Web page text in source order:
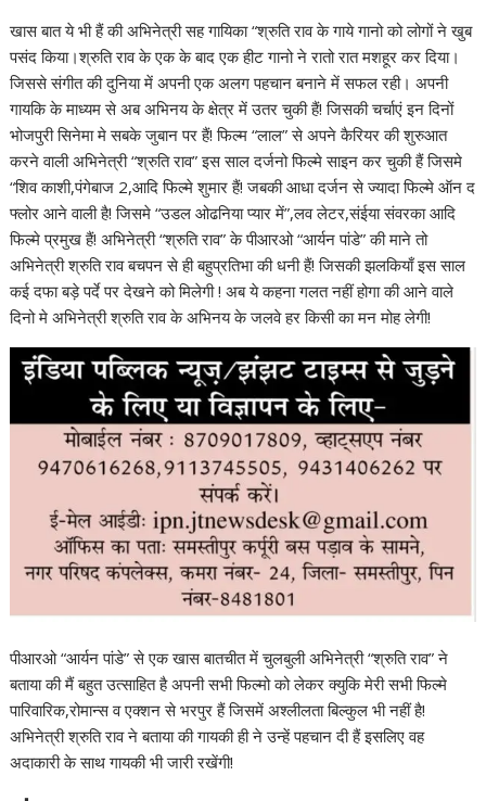
खास बात ये भी हैं की अभिनेत्री सह गायिका “श्रुति राव के गाये गानो को लोगों ने खुब
पसंद किया।श्रुति राव के एक के बाद एक हीट गानो ने रातो रात मशहूर कर दिया।
जिससे संगीत की दुनिया में अपनी एक अलग पहचान बनाने में सफल रही। अपनी
गायकि के माध्यम से अब अभिनय के क्षेत्र में उतर चुकी हैं! जिसकी चर्चाएं इन दिनों
भोजपुरी सिनेमा मे सबके जुबान पर हैं! फिल्म “लाल” से अपने कैरियर की शुरुआत
करने वाली अभिनेत्री “श्रुति राव” इस साल दर्जनो फिल्मे साइन कर चुकी हैं जिसमे
“शिव काशी,पंगेबाज 2,आदि फिल्मे शुमार हैं! जबकी आधा दर्जन से ज्यादा फिल्मे ऑन द
फ्लोर आने वाली है! जिसमे “उडल ओढनिया प्यार में”,लव लेटर,संईया संवरका आदि
फिल्मे प्रमुख हैं! अभिनेत्री “श्रुति राव” के पीआरओ “आर्यन पांडे” की माने तो
अभिनेत्री श्रुति राव बचपन से ही बहुप्रतिभा की धनी हैं! जिसकी झलकियाँ इस साल
कई दफा बड़े पर्दे पर देखने को मिलेगी ! अब ये कहना गलत नहीं होगा की आने वाले
दिनो मे अभिनेत्री श्रुति राव के अभिनय के जलवे हर किसी का मन मोह लेगी!
पीआरओ “आर्यन पांडे” से एक खास बातचीत में चुलबुली अभिनेत्री “श्रुति राव” ने
बताया की मैं बहुत उत्साहित है अपनी सभी फिल्मो को लेकर क्युकि मेरी सभी फिल्मे
पारिवारिक,रोमान्स व एक्शन से भरपुर हैं जिसमें अश्लीलता बिल्कुल भी नहीं है!
अभिनेत्री श्रुति राव ने बताया की गायकी ही ने उन्हें पहचान दी हैं इसलिए वह
अदाकारी के साथ गायकी भी जारी रखेंगी!